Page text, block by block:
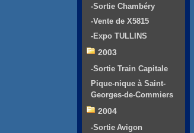
-Sortie Chambéry
-Vente de X5815
-Expo TULLINS
2003
-Sortie Train Capitale
Pique-nique à Saint-
Georges-de-Commiers
2004
-Sortie Avigon